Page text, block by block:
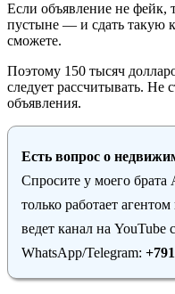
Если объявление не фейк,
пустыне — и сдать такую
сможете.
Поэтому 150 тысяч
следует рассчитывать. Не
объявления.
Есть вопрос о
Спросите у моего брата
только работает
ведет канал на YouTube
WhatsApp/Telegram: